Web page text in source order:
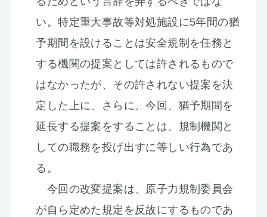
い。特定重大事故等対処施設に5年間の猶
予期間を設けることは安全規制を任務と
する機関の提案としては許されるもので
はなかったが、その許されない提案を決
定した上に、さらに、今回、猶予期間を
延長する提案をすることは、規制機関と
しての職務を投げ出すに等しい行為であ
る。
今回の改変提案は、原子力規制委員会
が自ら定めた規定を反故にするものであ